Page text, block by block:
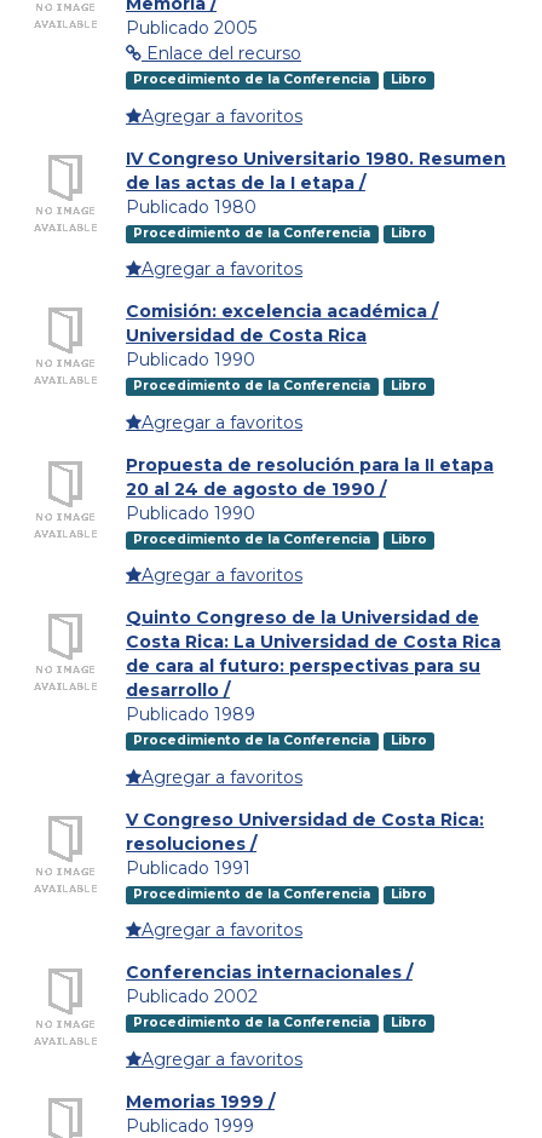
Publicado 2005
Enlace del recurso
Procedimiento de la Conferencia Libro
Agregar a favoritos
IV Congreso Universitario 1980. Resumen
de las actas de la I etapa /
Publicado 1980
Procedimiento de la Conferencia Libro
Agregar a favoritos
Comisión: excelencia académica /
Universidad de Costa Rica
Publicado 1990
Procedimiento de la Conferencia Libro
Agregar a favoritos
Propuesta de resolución para la II etapa
20 al 24 de agosto de 1990 /
Publicado 1990
Procedimiento de la Conferencia Libro
Agregar a favoritos
Quinto Congreso de la Universidad de
Costa Rica: La Universidad de Costa Rica
de cara al futuro: perspectivas para su
desarrollo /
Publicado 1989
Procedimiento de la Conferencia Libro
Agregar a favoritos
V Congreso Universidad de Costa Rica:
resoluciones /
Publicado 1991
Procedimiento de la Conferencia Libro
Agregar a favoritos
Conferencias internacionales /
Publicado 2002
Procedimiento de la Conferencia Libro
Agregar a favoritos
Memorias 1999 /
Publicado 1999